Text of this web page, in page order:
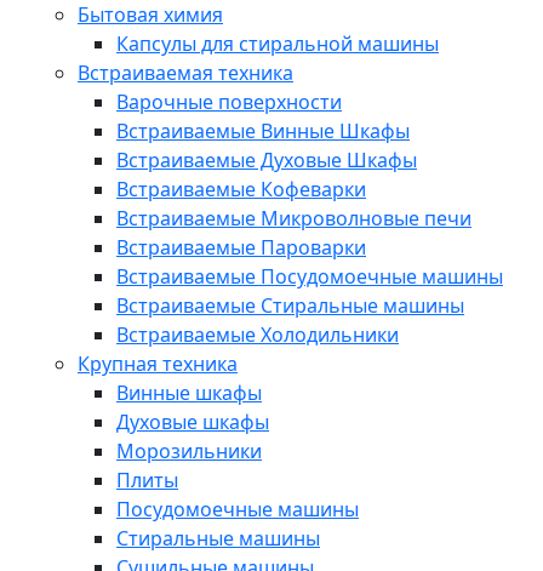
Бытовая химия
Капсулы для стиральной машины
Встраиваемая техника
Варочные поверхности
Встраиваемые Винные Шкафы
Встраиваемые Духовые Шкафы
Встраиваемые Кофеварки
Встраиваемые Микроволновые печи
Встраиваемые Пароварки
Встраиваемые Посудомоечные машины
Встраиваемые Стиральные машины
Встраиваемые Холодильники
Крупная техника
Винные шкафы
Духовые шкафы
Морозильники
Плиты
Посудомоечные машины
Стиральные машины